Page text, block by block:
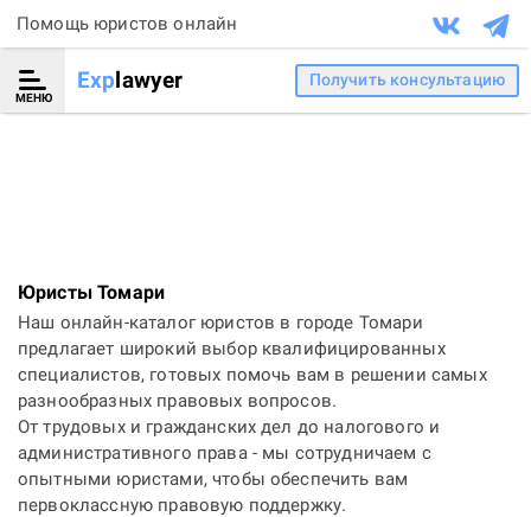
Помощь юристов онлайн
МЕНЮ
Explawyer Получить консультацию
Юристы Томари
Наш онлайн-каталог юристов в городе Томари
предлагает широкий выбор квалифицированных
специалистов, готовых помочь вам в решении самых
разнообразных правовых вопросов.
От трудовых и гражданских дел до налогового и
административного права - мы сотрудничаем с
опытными юристами, чтобы обеспечить вам
первоклассную правовую поддержку.